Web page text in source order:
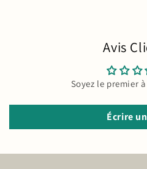
Avis
Soyez le premier
Écrire